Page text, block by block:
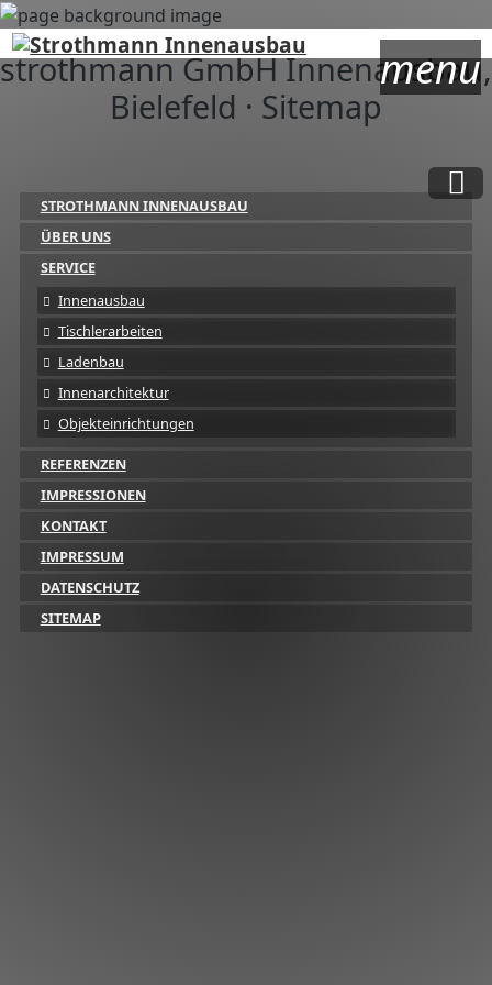
menu
strothmann GmbH Innenausbau,
Bielefeld · Sitemap
STROTHMANN INNENAUSBAU
ÜBER UNS
SERVICE
Innenausbau
Tischlerarbeiten
Ladenbau
Innenarchitektur
Objekteinrichtungen
REFERENZEN
IMPRESSIONEN
KONTAKT
IMPRESSUM
DATENSCHUTZ
SITEMAP